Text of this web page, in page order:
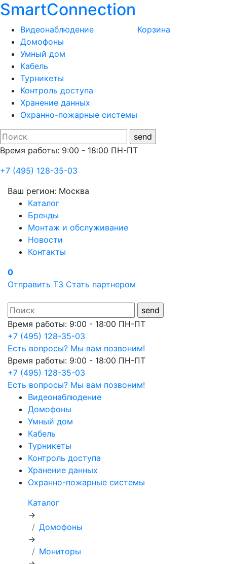
SmartConnection
Видеонаблюдение
Домофоны
Умный дом
Кабель
Турникеты
Контроль доступа
Хранение данных
Охранно-пожарные системы
Корзина
Время работы: 9:00 - 18:00 ПН-ПТ
+7 (495) 128-35-03
Ваш регион: Москва
Каталог
Бренды
Монтаж и обслуживание
Новости
Контакты
0
Отправить ТЗ Стать партнером
Время работы: 9:00 - 18:00 ПН-ПТ
+7 (495) 128-35-03
Есть вопросы? Мы вам позвоним!
Время работы: 9:00 - 18:00 ПН-ПТ
+7 (495) 128-35-03
Есть вопросы? Мы вам позвоним!
Видеонаблюдение
Домофоны
Умный дом
Кабель
Турникеты
Контроль доступа
Хранение данных
Охранно-пожарные системы
Каталог
→
Домофоны
→
Мониторы